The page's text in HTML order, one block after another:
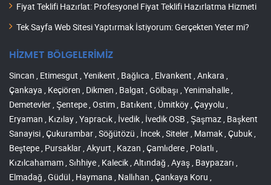
Fiyat Teklifi Hazırlat: Profesyonel Fiyat Teklifi Hazırlatma Hizmeti
Tek Sayfa Web Sitesi Yaptırmak İstiyorum: Gerçekten Yeter mi?
HİZMET BÖLGELERİMİZ
Sincan , Etimesgut , Yenikent , Bağlıca , Elvankent , Ankara ,
Çankaya , Keçiören , Dikmen , Balgat , Gölbaşı , Yenimahalle ,
Demetevler , Şentepe , Ostim , Batıkent , Ümitköy , Çayyolu ,
Eryaman , Kızılay , Yapracık , İvedik , İvedik OSB , Şaşmaz , Başkent
Sanayisi , Çukurambar , Söğütözü , İncek , Siteler , Mamak , Çubuk ,
Beştepe , Pursaklar , Akyurt , Kazan , Çamlıdere , Polatlı ,
Kızılcahamam , Sıhhiye , Kalecik , Altındağ , Ayaş , Baypazarı ,
Elmadağ , Güdül , Haymana , Nallıhan , Çankaya Koru ,